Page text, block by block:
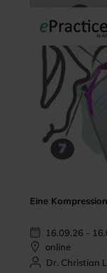
Eine
16.09.26 -
online
Dr. Christian